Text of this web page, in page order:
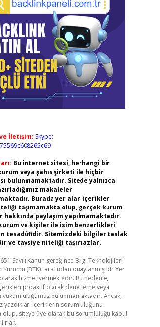
İletişim: Skype:
Bu internet sitesi, herhangi bir
veya şahıs şirketi ile hiçbir
bulunmamaktadır. Sitede yalnızca
makaleler
Burada yer alan içerikler
taşımamakta olup, gerçek kurum
hakkında paylaşım yapılmamaktadır.
ve kişiler ile isim benzerlikleri
tesadüfidir. Sitemizdeki bilgiler taslak
ve tavsiye niteliği taşımazlar.
Sayılı Kanun gereğince Bilgi Teknolojileri
Kurumu (BTK) tarafından onaylanmış bir Yer
olarak hizmet vermektedir. Bu nedenle,
proaktif olarak denetleme veya
yükümlülüğümüz bulunmamaktadır. Ancak,
yazdıkları içeriklerin sorumluluğunu
olup, siteye üye olarak bu sorumluluğu kabul